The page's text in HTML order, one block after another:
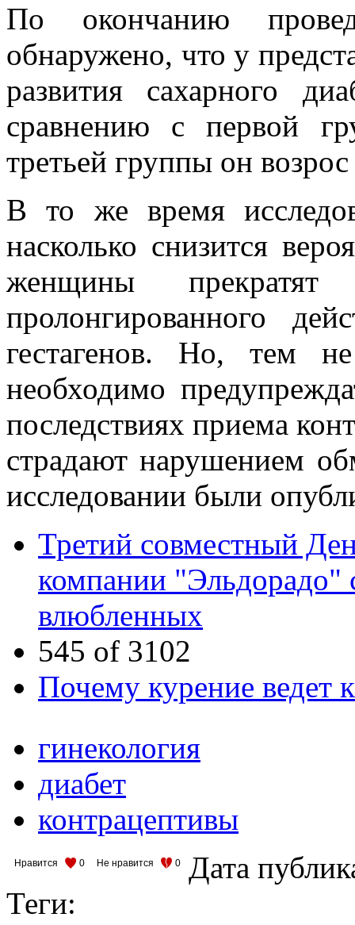
По окончанию
обнаружено, что у
развития сахарного
сравнению с первой
третьей группы он
В то же время
насколько снизится
женщины прекратят
пролонгированного
гестагенов. Но, тем
необходимо
последствиях приема
страдают нарушением
исследовании были
Третий совместный
компании "Эльдорадо"
влюбленных
545 of 3102
Почему курение ведет
гинекология
диабет
контрацептивы
Нравится 0 Не нравится 0
Дата
Теги: